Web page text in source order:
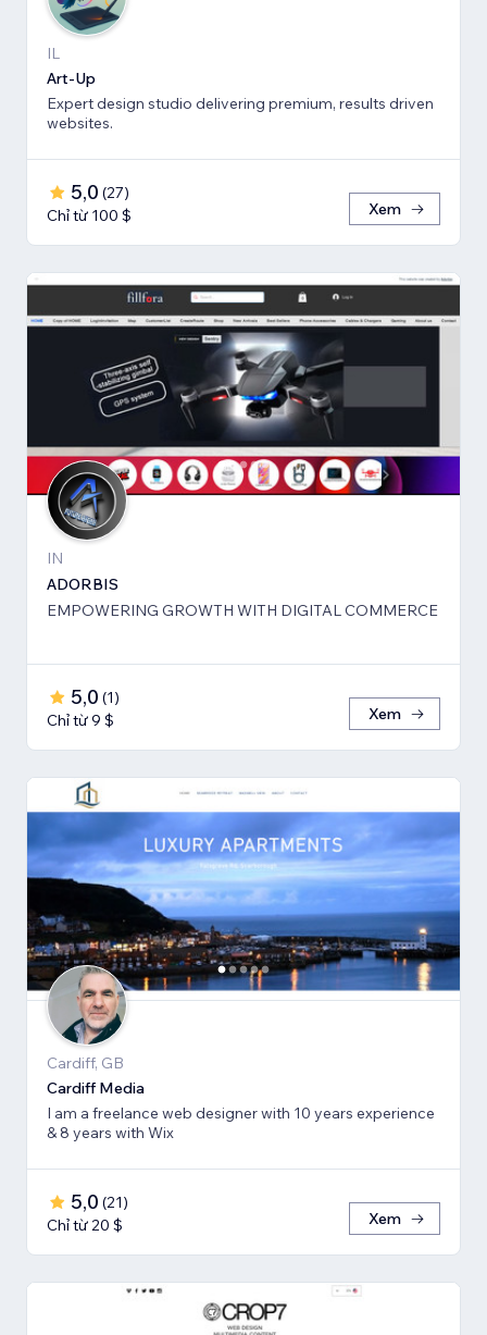
IL
Art-Up
Expert design studio delivering premium, results driven
websites.
5,0 (27)
Chỉ từ 100 $
Xem
IN
ADORBIS
EMPOWERING GROWTH WITH DIGITAL COMMERCE
5,0 (1)
Chỉ từ 9 $
Xem
Cardiff, GB
Cardiff Media
I am a freelance web designer with 10 years experience
& 8 years with Wix
5,0 (21)
Chỉ từ 20 $
Xem